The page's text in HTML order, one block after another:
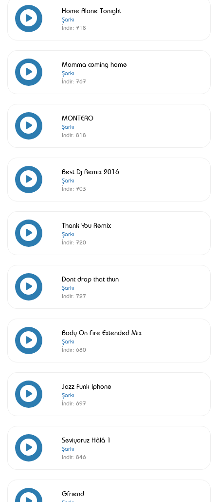
Home Alone Tonight
Şarkı
İndir: 718
Momma coming home
Şarkı
İndir: 767
MONTERO
Şarkı
İndir: 818
Best Dj Remix 2016
Şarkı
İndir: 703
Thank You Remix
Şarkı
İndir: 720
Dont drop that thun
Şarkı
İndir: 727
Body On Fire Extended Mix
Şarkı
İndir: 680
Jazz Funk Iphone
Şarkı
İndir: 697
Seviyoruz Hâlâ 1
Şarkı
İndir: 846
Gfriend